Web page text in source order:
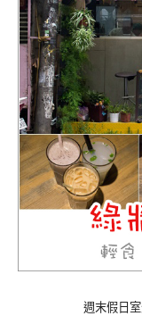
週末假日